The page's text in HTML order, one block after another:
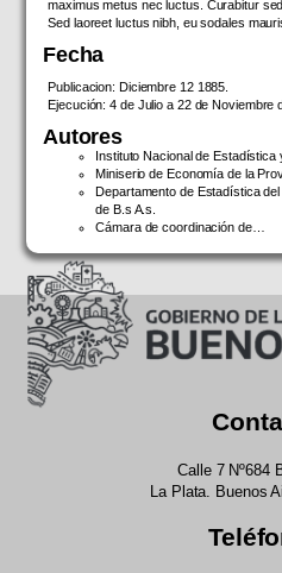
maximus metus nec luctus. Curabitur
Sed laoreet luctus nibh, eu sodales
Fecha
Publicacion: Diciembre 12 1885.
Ejecución: 4 de Julio a 22 de Noviembre
Autores
Instituto Nacional de Estadística
Miniserio de Economía de la
Departamento de Estadística
de B.s A.s.
Cámara de coordinación de…
Calle 7 Nº684
La Plata. Buenos